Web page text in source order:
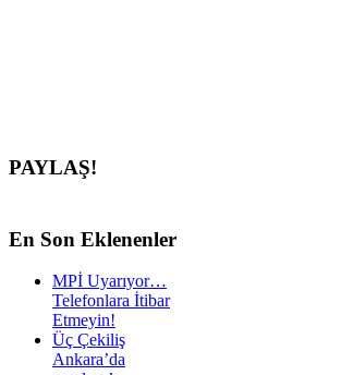
PAYLAŞ!
En Son Eklenenler
MPİ Uyarıyor…
Telefonlara İtibar
Etmeyin!
Üç Çekiliş
Ankara’da